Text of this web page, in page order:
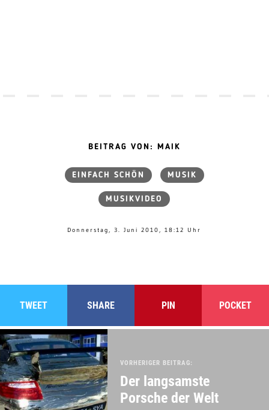
BEITRAG VON: MAIK
EINFACH SCHÖN MUSIK
MUSIKVIDEO
Donnerstag, 3. Juni 2010, 18:12 Uhr
TWEET SHARE PIN POCKET
VORHERIGER BEITRAG:
Der langsamste
Porsche der Welt